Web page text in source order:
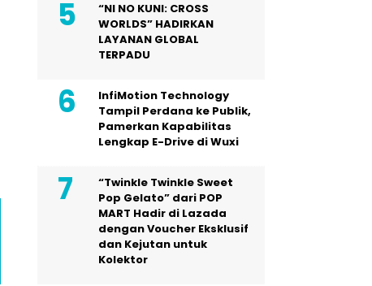
“NI NO KUNI: CROSS
WORLDS” HADIRKAN
LAYANAN GLOBAL
TERPADU
InfiMotion Technology
Tampil Perdana ke Publik,
Pamerkan Kapabilitas
Lengkap E-Drive di Wuxi
“Twinkle Twinkle Sweet
Pop Gelato” dari POP
MART Hadir di Lazada
dengan Voucher Eksklusif
dan Kejutan untuk
Kolektor